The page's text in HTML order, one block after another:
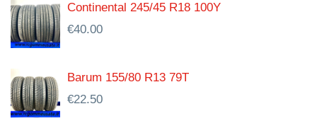
Continental 245/45 R18 100Y
€40.00
Barum 155/80 R13 79T
€22.50